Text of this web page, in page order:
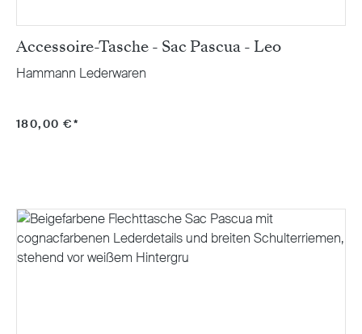
Accessoire-Tasche - Sac Pascua - Leo
Hammann Lederwaren
180,00 €*